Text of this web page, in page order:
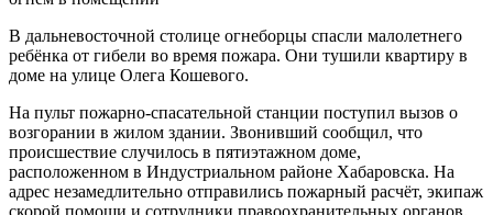
В дальневосточной столице огнеборцы спасли малолетнего
ребёнка от гибели во время пожара. Они тушили квартиру в
доме на улице Олега Кошевого.
На пульт пожарно-спасательной станции поступил вызов о
возгорании в жилом здании. Звонивший сообщил, что
происшествие случилось в пятиэтажном доме,
расположенном в Индустриальном районе Хабаровска. На
адрес незамедлительно отправились пожарный расчёт, экипаж
скорой помощи и сотрудники правоохранительных органов.